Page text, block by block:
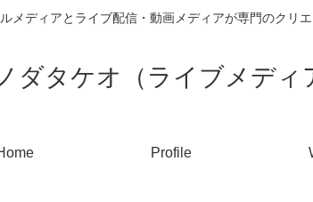
メディアとライブ配信・動画メディアが専門のクリ
ノダタケオ（ライブメディ
Profile